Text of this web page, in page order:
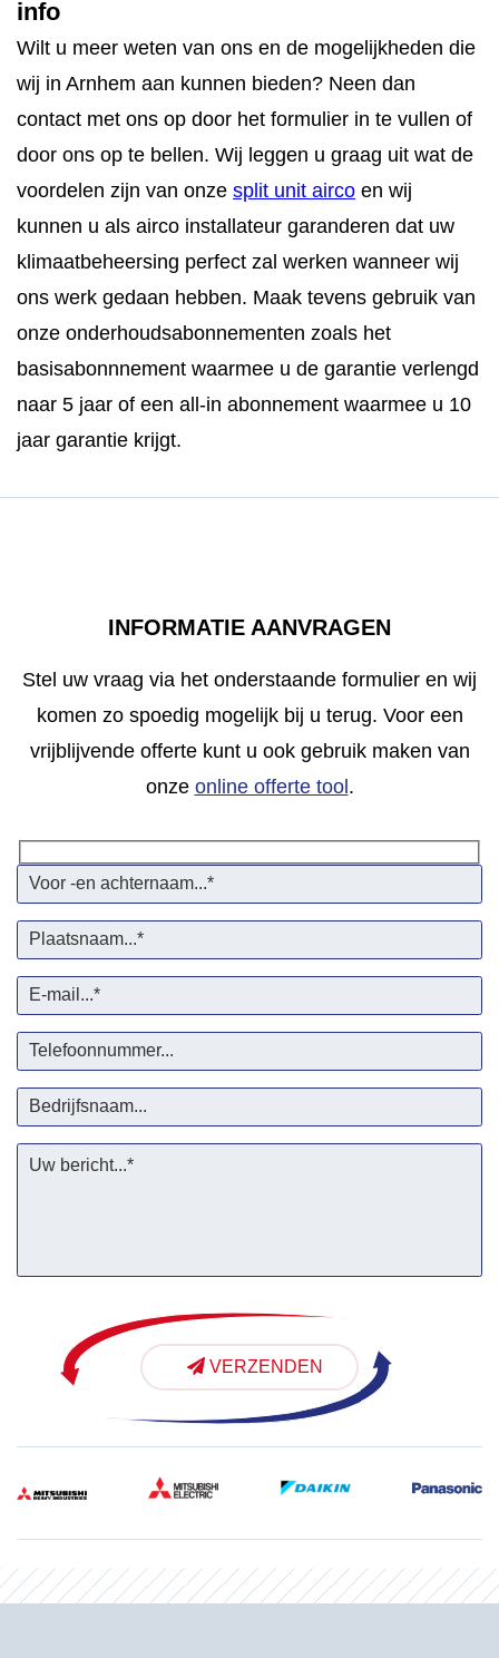
info
Wilt u meer weten van ons en de mogelijkheden die
wij in Arnhem aan kunnen bieden? Neen dan
contact met ons op door het formulier in te vullen of
door ons op te bellen. Wij leggen u graag uit wat de
voordelen zijn van onze split unit airco en wij
kunnen u als airco installateur garanderen dat uw
klimaatbeheersing perfect zal werken wanneer wij
ons werk gedaan hebben. Maak tevens gebruik van
onze onderhoudsabonnementen zoals het
basisabonnnement waarmee u de garantie verlengd
naar 5 jaar of een all-in abonnement waarmee u 10
jaar garantie krijgt.
INFORMATIE AANVRAGEN
Stel uw vraag via het onderstaande formulier en wij
komen zo spoedig mogelijk bij u terug. Voor een
vrijblijvende offerte kunt u ook gebruik maken van
onze online offerte tool .
VERZENDEN